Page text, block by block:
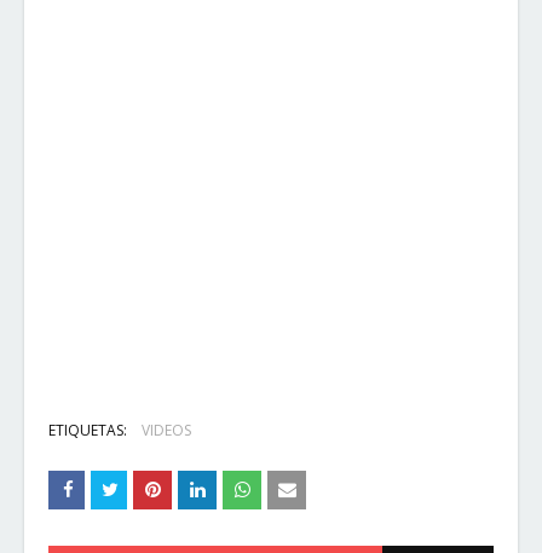
ETIQUETAS: VIDEOS